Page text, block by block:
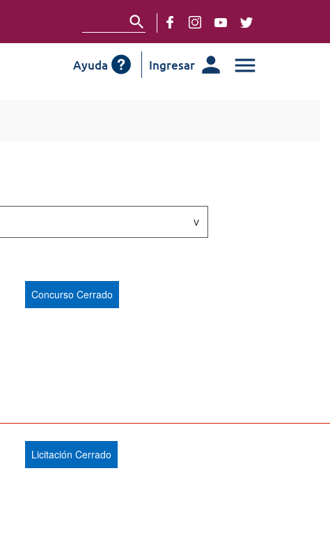
Ingresar
Ayuda
Concurso Cerrado
Licitación Cerrado